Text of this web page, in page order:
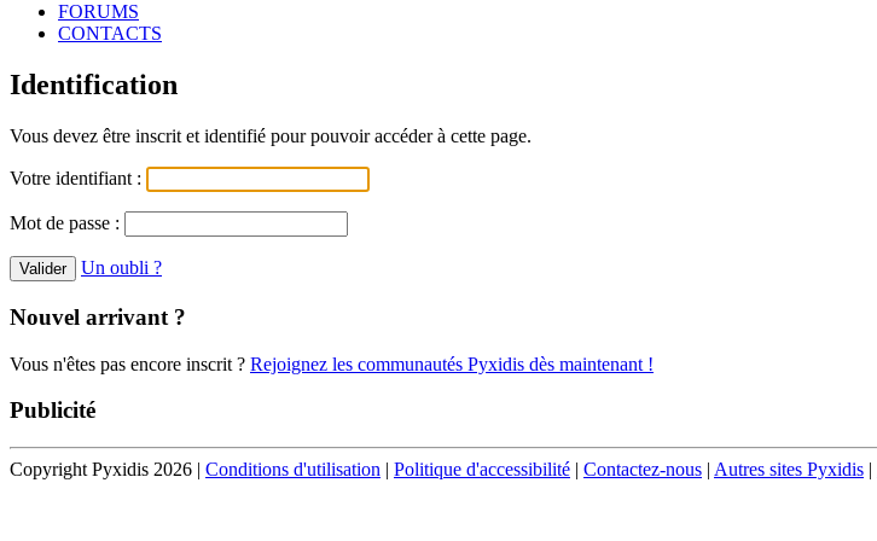
FORUMS
CONTACTS
Identification
Vous devez être inscrit et identifié pour pouvoir accéder à cette page.
Votre identifiant :
Mot de passe :
Un oubli ?
Nouvel arrivant ?
Vous n'êtes pas encore inscrit ? Rejoignez les communautés Pyxidis dès maintenant !
Publicité
Copyright Pyxidis 2026 | Conditions d'utilisation | Politique d'accessibilité | Contactez-nous | Autres sites Pyxidis |